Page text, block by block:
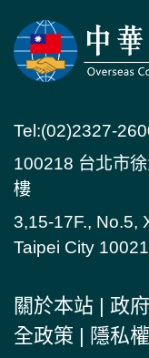
Tel:(02)2327-
100218 台北市
樓
3,15-17F., No.5,
Taipei City
關於本站 | 政
全政策 | 隱私